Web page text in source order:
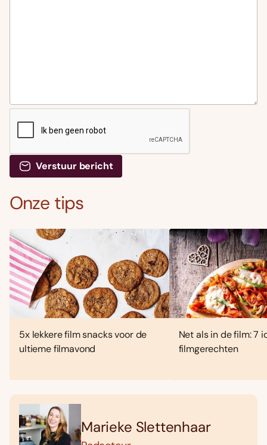
Verstuur bericht
Onze tips
5x lekkere film snacks voor de
ultieme filmavond
Net als in de film: 7
filmgerechten
Marieke Slettenhaar